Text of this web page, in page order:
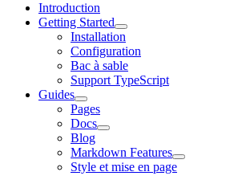
Introduction
Getting Started
Installation
Configuration
Bac à sable
Support TypeScript
Guides
Pages
Docs
Blog
Markdown Features
Style et mise en page